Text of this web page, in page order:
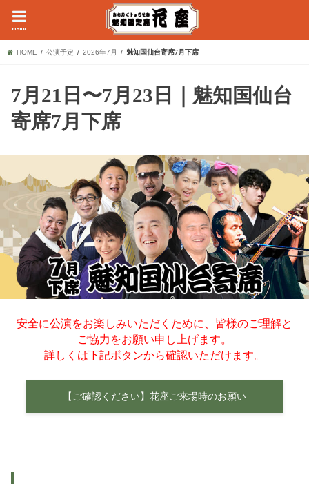
menu
HOME 公演予定 2026年7月 魅知国仙台寄席7月下席
7月21日〜7月23日｜魅知国仙台
寄席7月下席
安全に公演をお楽しみいただくために、皆様のご理解と
ご協力をお願い申し上げます。
詳しくは下記ボタンから確認いただけます。
【ご確認ください】花座ご来場時のお願い